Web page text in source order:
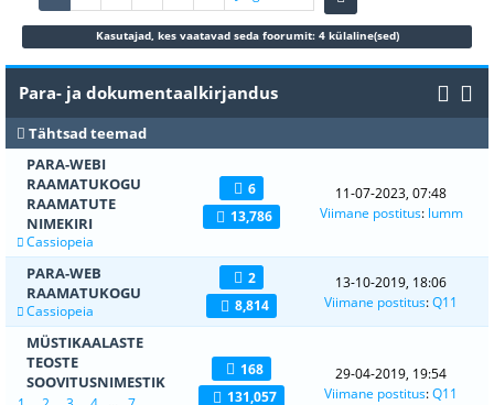
Kasutajad, kes vaatavad seda foorumit: 4 külaline(sed)
Para- ja dokumentaalkirjandus
Tähtsad teemad
PARA-WEBI
RAAMATUKOGU
RAAMATUTE
NIMEKIRI
Cassiopeia
6
13,786
11-07-2023, 07:48
Viimane postitus: lumm
PARA-WEB
RAAMATUKOGU
Cassiopeia
2
8,814
13-10-2019, 18:06
Viimane postitus:Q11
MÜSTIKAALASTE
TEOSTE
SOOVITUSNIMESTIK
168
131,057
29-04-2019, 19:54
Viimane postitus:Q11